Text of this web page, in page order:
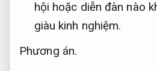
hội hoặc diễn đàn nào
giàu kinh nghiệm.
Phương án.